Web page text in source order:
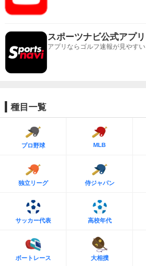
スポーツナビ公式アプリ
アプリならゴルフ速報が見やすい
種目一覧
プロ野球 MLB
独立リーグ 侍ジャパン
サッカー代表 高校年代
ボートレース 大相撲